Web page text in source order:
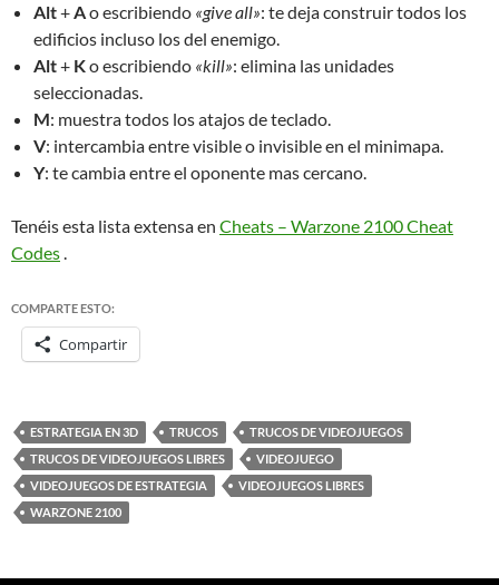
Alt+Ao escribiendo «give all»: te deja construir todos los
edificios incluso los del enemigo.
Alt+ Ko escribiendo «kill»: elimina las unidades
seleccionadas.
M: muestra todos los atajos de teclado.
V: intercambia entre visible o invisible en el minimapa.
Y: te cambia entre el oponente mas cercano.
Tenéis esta lista extensa en Cheats – Warzone 2100 Cheat
Codes.
COMPARTE ESTO:
Compartir
ESTRATEGIA EN 3D TRUCOS
TRUCOS DE VIDEOJUEGOS
TRUCOS DE VIDEOJUEGOS LIBRES
VIDEOJUEGO
VIDEOJUEGOS DE ESTRATEGIA
VIDEOJUEGOS LIBRES
WARZONE 2100